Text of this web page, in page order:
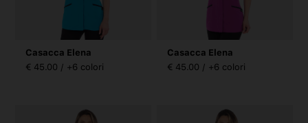
Casacca Elena
€ 45.00 / +6 colori
Casacca Elena
€ 45.00 / +6 colori